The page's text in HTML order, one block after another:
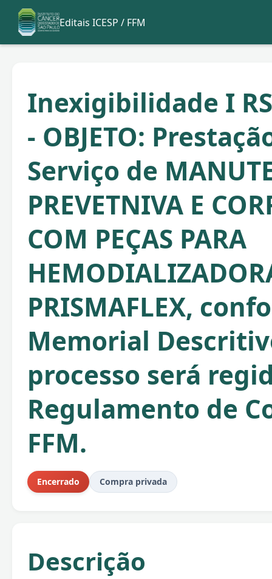
Editais ICESP / FFM
Inexigibilidade I
- OBJETO:
Serviço de
PREVETNIVA E
COM PEÇAS PARA
PRISMAFLEX,
Memorial
processo será
Regulamento de
FFM.
Encerrado Compra privada
Descrição